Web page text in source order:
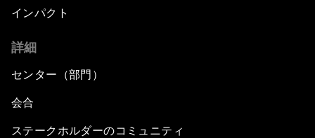
インパクト
詳細
センター（部門）
会合
ステークホルダーのコミュニティ